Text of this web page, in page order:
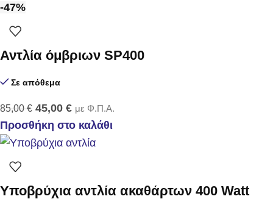
-47%
Αντλία όμβριων SP400
Σε απόθεμα
85,00€ 45,00 € με Φ.Π.Α.
Προσθήκη στο καλάθι
Υποβρύχια αντλία ακαθάρτων 400 Watt